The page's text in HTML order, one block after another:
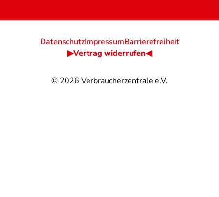
© 2026 Verbraucherzentrale e.V.
DatenschutzImpressumBarrierefreiheit
▶Vertrag widerrufen◀